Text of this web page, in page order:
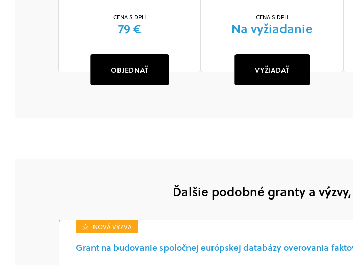
CENA S DPH
79 €
OBJEDNAŤ
CENA S DPH
Na vyžiadanie
VYŽIADAŤ
Ďalšie podobné granty a
NOVÁ VÝZVA
Grant na budovanie spoločnej európskej databázy overovania
Zadarmo
Súhlasím
zásadami